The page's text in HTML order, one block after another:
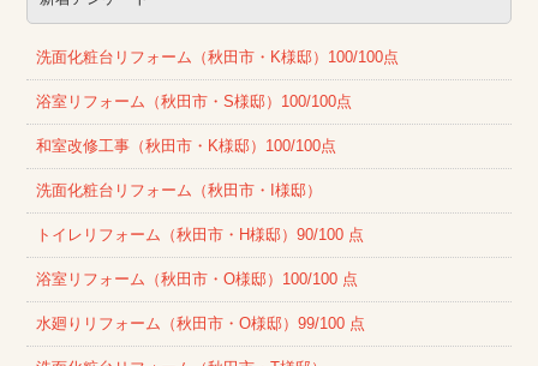
洗面化粧台リフォーム（秋田市・K様邸）100/100点
浴室リフォーム（秋田市・S様邸）100/100点
和室改修工事（秋田市・K様邸）100/100点
洗面化粧台リフォーム（秋田市・I様邸）
トイレリフォーム（秋田市・H様邸）90/100 点
浴室リフォーム（秋田市・O様邸）100/100 点
水廻りリフォーム（秋田市・O様邸）99/100 点